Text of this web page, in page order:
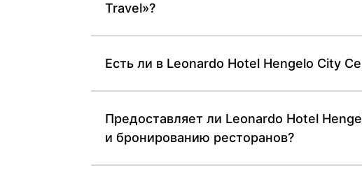
Travel»?
Есть ли в Leonardo Hotel Hengelo City
Предоставляет ли Leonardo Hotel
и бронированию ресторанов?